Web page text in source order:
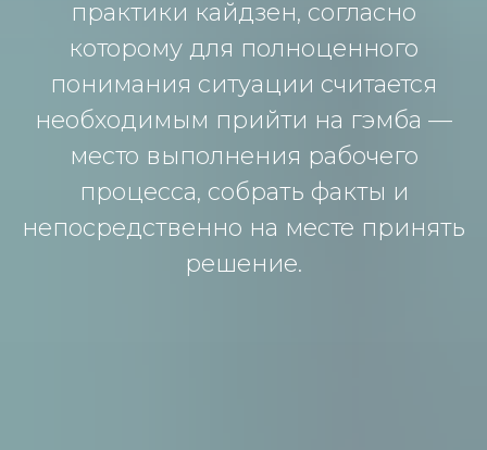
практики кайдзен, согласно
которому для полноценного
понимания ситуации считается
необходимым прийти на гэмба —
место выполнения рабочего
процесса, собрать факты и
непосредственно на месте принять
решение.